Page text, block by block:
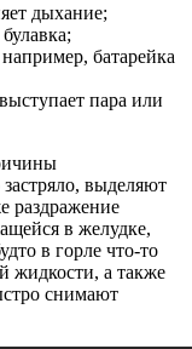
дыхание;
батарейка
пара или
выделяют
раздражение
в желудке,
в горле что-то
жидкости, а также
снимают